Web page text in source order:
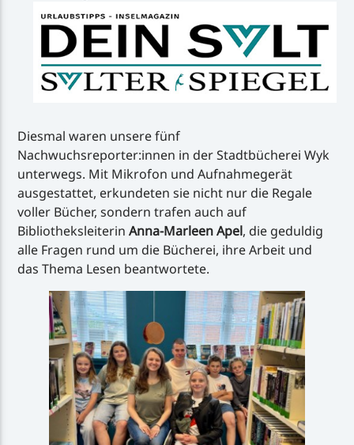
Diesmal waren unsere fünf
Nachwuchsreporter:innen in der Stadtbücherei Wyk
unterwegs. Mit Mikrofon und Aufnahmegerät
ausgestattet, erkundeten sie nicht nur die Regale
voller Bücher, sondern trafen auch auf
BibliotheksleiterinAnna-Marleen Apel, die geduldig
alle Fragen rund um die Bücherei, ihre Arbeit und
das Thema Lesen beantwortete.